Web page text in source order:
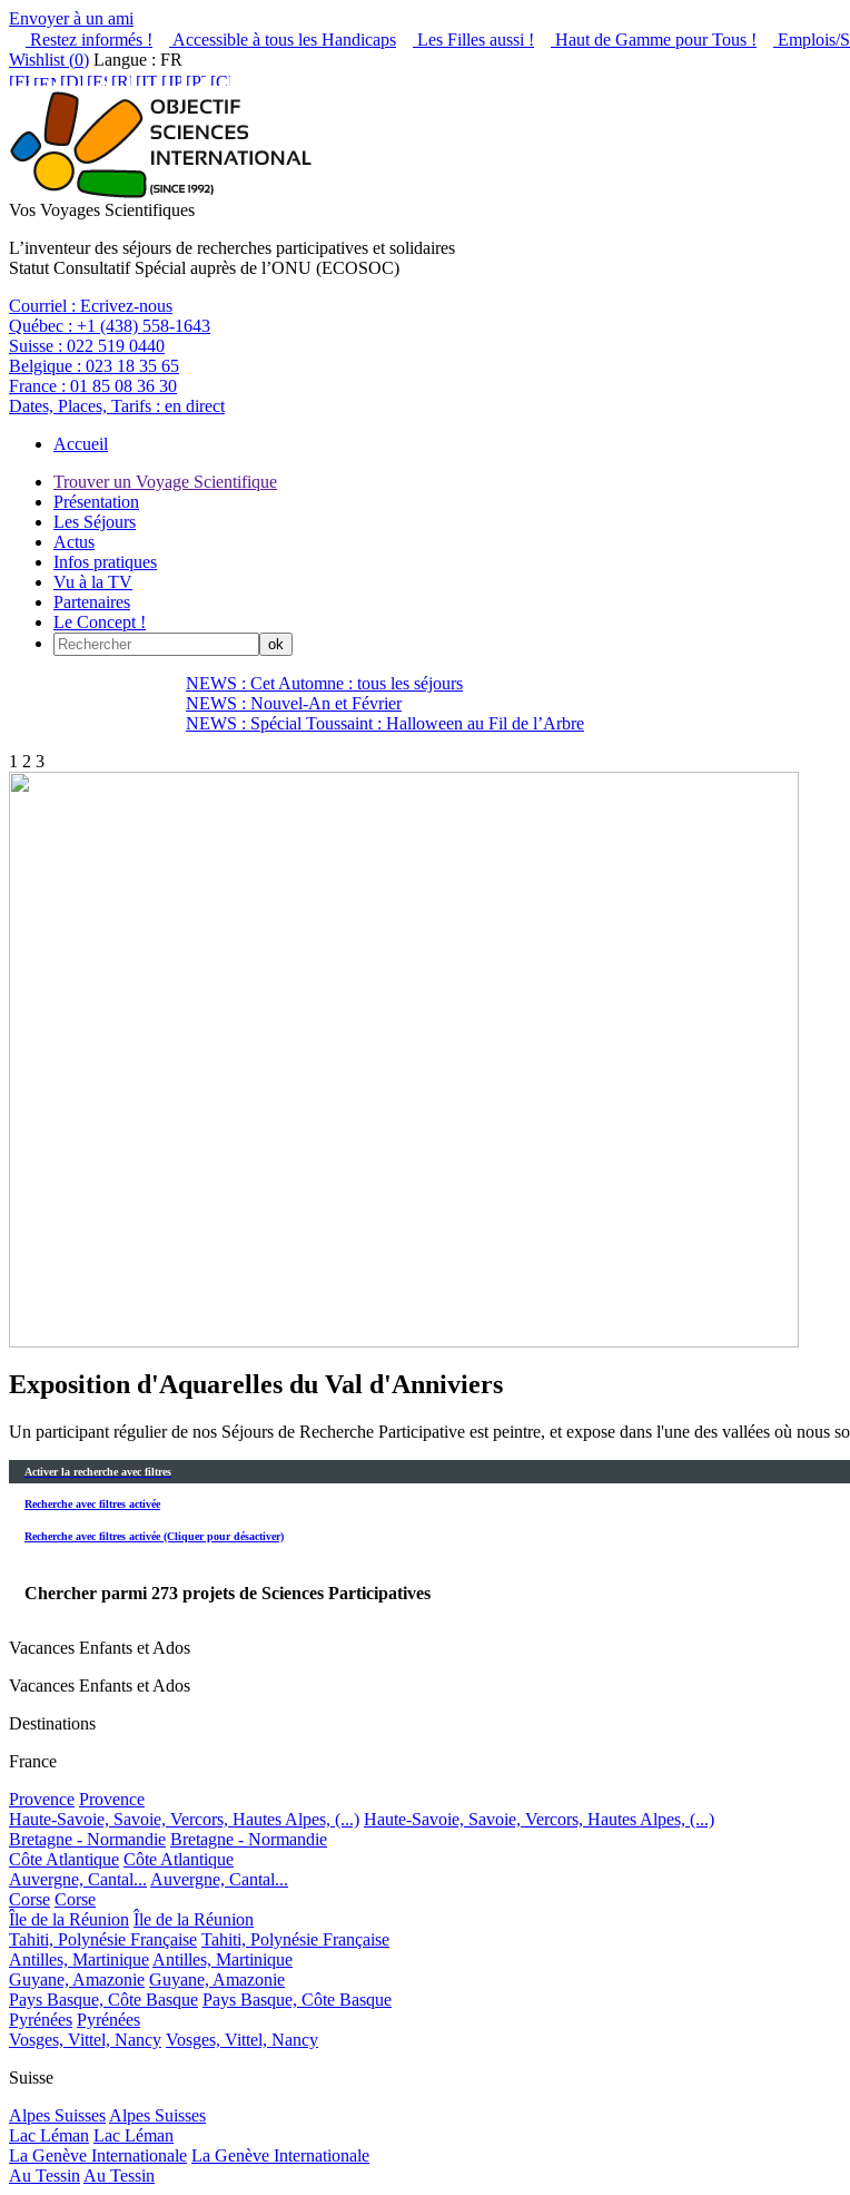
Envoyer à un ami
Restez informés !
Accessible à tous les Handicaps Les Filles aussi ! Haut de Gamme pour Tous !
Emplois/
Wishlist (0) Langue : FR
Vos Voyages Scientifiques
L’inventeur des séjours de recherches participatives et solidaires
Statut Consultatif Spécial auprès de l’ONU (ECOSOC)
Courriel : Ecrivez-nous
Québec : +1 (438) 558-1643
Suisse : 022 519 0440
Belgique : 023 18 35 65
France : 01 85 08 36 30
Dates, Places, Tarifs : en direct
Accueil
Trouver un Voyage Scientifique
Présentation
Les Séjours
Actus
Infos pratiques
Vu à la TV
Partenaires
Le Concept !
NEWS : Cet Automne : tous les séjours
NEWS : Nouvel-An et Février
NEWS : Spécial Toussaint : Halloween au Fil de l’Arbre
1 2 3
Exposition d'Aquarelles du Val d'Anniviers
Un participant régulier de nos Séjours de Recherche Participative est peintre, et expose dans l'une des vallées où nous
Activer la recherche avec filtres
Recherche avec filtres activée
Recherche avec filtres activée (Cliquer pour désactiver)
Chercher parmi 273 projets de Sciences Participatives
Vacances Enfants et Ados
Vacances Enfants et Ados
Destinations
France
Provence Provence
Haute-Savoie, Savoie, Vercors, Hautes Alpes, (...) Haute-Savoie, Savoie, Vercors, Hautes Alpes, (...)
Bretagne - Normandie Bretagne - Normandie
Côte Atlantique Côte Atlantique
Auvergne, Cantal... Auvergne, Cantal...
Corse Corse
Île de la Réunion Île de la Réunion
Tahiti, Polynésie Française Tahiti, Polynésie Française
Antilles, Martinique Antilles, Martinique
Guyane, Amazonie Guyane, Amazonie
Pays Basque, Côte Basque Pays Basque, Côte Basque
Pyrénées Pyrénées
Vosges, Vittel, Nancy Vosges, Vittel, Nancy
Suisse
Alpes Suisses Alpes Suisses
Lac Léman Lac Léman
La Genève Internationale La Genève Internationale
Au Tessin Au Tessin